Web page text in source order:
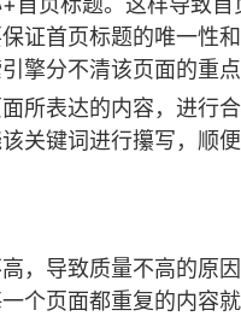
证首页标题的唯一性
擎分不清该页面的重点
所表达的内容，进行
关键词进行攥写，顺
，导致质量不高的原
个页面都重复的内容